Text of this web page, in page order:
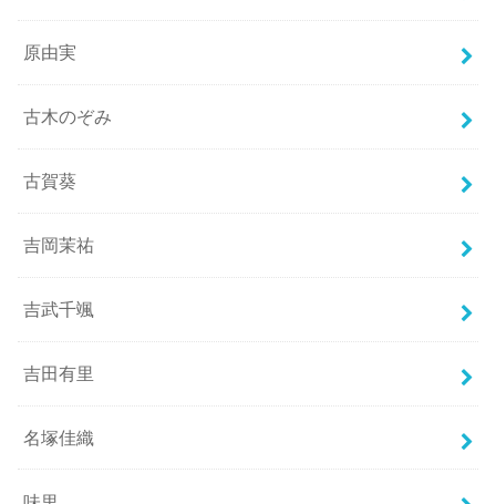
原由実
古木のぞみ
古賀葵
吉岡茉祐
吉武千颯
吉田有里
名塚佳織